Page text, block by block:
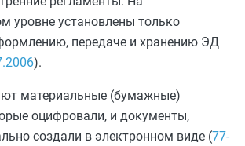
уровне установлены только
передаче и хранению ЭД
).
материальные (бумажные)
оцифровали, и документы,
создали в электронном виде (77-